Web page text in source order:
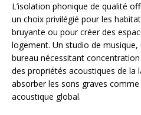
L’isolation phonique de qualité
un choix privilégié pour les
bruyante ou pour créer des
logement. Un studio de musique,
bureau nécessitant
des propriétés acoustiques de la
absorber les sons graves
acoustique global.